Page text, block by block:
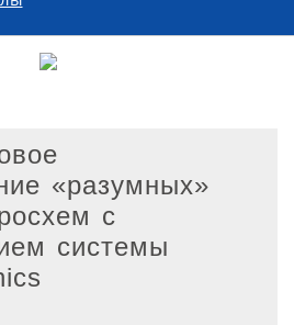
«разумных»
с
системы